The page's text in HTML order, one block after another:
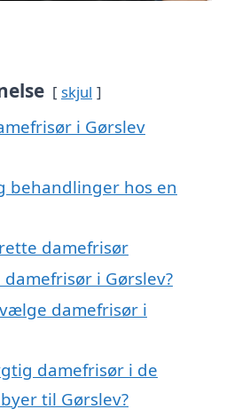
skjul
i Gørslev
behandlinger hos en
damefrisør
i Gørslev?
damefrisør i
damefrisør i de
til Gørslev?